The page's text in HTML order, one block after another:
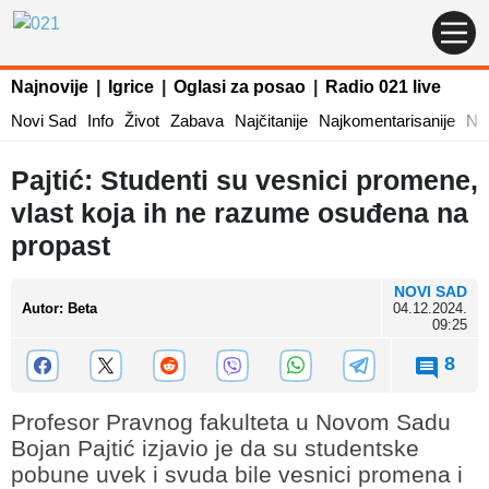
Najnovije Igrice Oglasi za posao
Radio 021 live
Novi Sad
Info Život Zabava Najčitanije Najkomentarisanije
Pajtić: Studenti su vesnici promene,
vlast koja ih ne razume osuđena na
propast
Autor: Beta
NOVI SAD
04.12.2024.
09:25
8
Profesor Pravnog fakulteta u Novom Sadu
Bojan Pajtić izjavio je da su studentske
pobune uvek i svuda bile vesnici promena i